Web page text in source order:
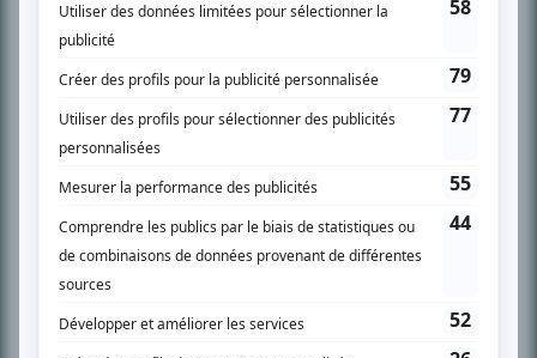
SUR LE RÉSEAU BIZZ MÉDIA
PLAN DU SITE
Accueil
Liste des oeuvres
Recherche avancée